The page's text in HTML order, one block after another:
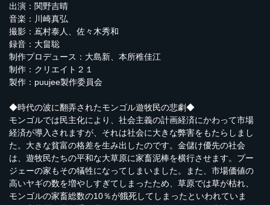
出演：関野吉晴
音楽：川崎真弘
撮影：嶌村泰人、佐々木秀和
録音：大畠聡
制作プロデュース：大島新、本所稚佳江
制作：クリエイト２１
製作：puujee製作委員会
◆時代の波に翻弄されたモンゴル遊牧民の悲劇◆
モンゴルでは民主化により、社会主義の計画経済にかわって市場
経済が導入されますが、それは社会に大きな弊害をもたらしまし
た。大きな貧富の格差を生み出したのです。金儲け優先の社会
は、遊牧民たちの平和な大草原に家畜泥棒を横行させます。プー
ジェーの家もその犠牲になってしまいました。また、市場価値の
高いヤギの数を増やしすぎてしまったため、草原では草が枯れ、
モンゴルの家畜総数の10％が餓死してしまったといわれていま